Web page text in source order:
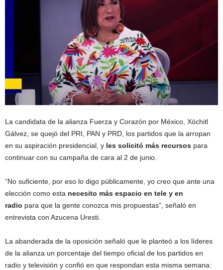
La candidata de la alianza Fuerza y Corazón por México, Xóchitl
Gálvez, se quejó del PRI, PAN y PRD, los partidos que la arropan
en su aspiración presidencial, y les solicitó más recursos para
continuar con su campaña de cara al 2 de junio.
“No suficiente, por eso lo digo públicamente, yo creo que ante una
elección como esta necesito más espacio en tele y en
radio para que la gente conozca mis propuestas”, señaló en
entrevista con Azucena Uresti.
La abanderada de la oposición señaló que le planteó a los líderes
de la alianza un porcentaje del tiempo oficial de los partidos en
radio y televisión y confió en que respondan esta misma semana: